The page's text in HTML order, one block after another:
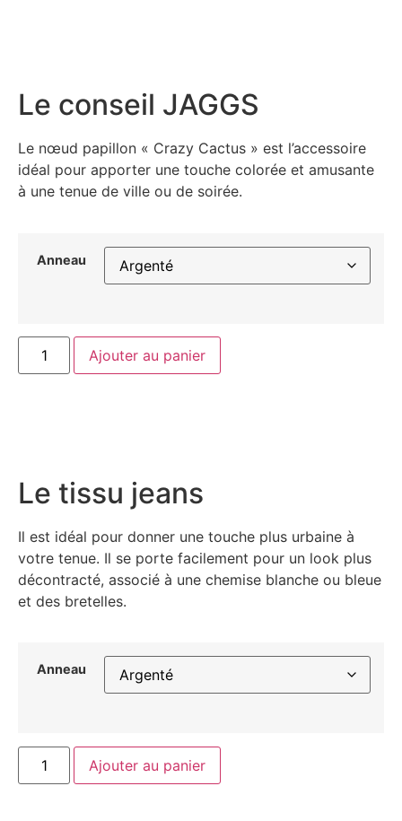
Le conseil JAGGS
Le nœud papillon « Crazy Cactus » est l’accessoire
idéal pour apporter une touche colorée et amusante
à une tenue de ville ou de soirée.
Anneau
Ajouter au panier
Le tissu jeans
Il est idéal pour donner une touche plus urbaine à
votre tenue. Il se porte facilement pour un look plus
décontracté, associé à une chemise blanche ou bleue
et des bretelles.
Anneau
Ajouter au panier